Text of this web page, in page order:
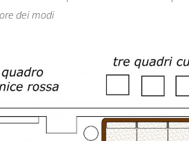
dei modi